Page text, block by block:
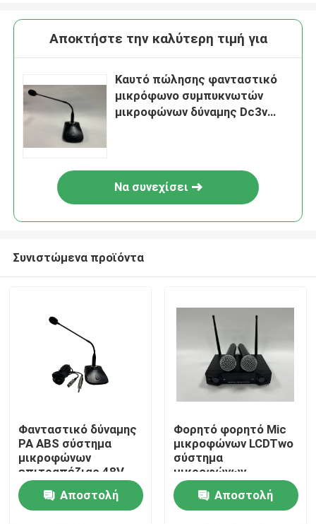
Αποκτήστε την καλύτερη τιμή για
Καυτό πώλησης φανταστικό
μικρόφωνο συμπυκνωτών
μικροφώνων δύναμης Dc3v
Να συνεχίσει
Συνιστώμενα προϊόντα
Φανταστικό δύναμης
PA ABS σύστημα
μικροφώνων
επιτραπέζιας 48V
για τη αίθουσα
συνδιαλέξεων
Αποστολή
Φορητό φορητό Mic
μικροφώνων LCDTwo
σύστημα
μικροφώνων
διασκέψεων UHF
ασύρματοΑποστολή